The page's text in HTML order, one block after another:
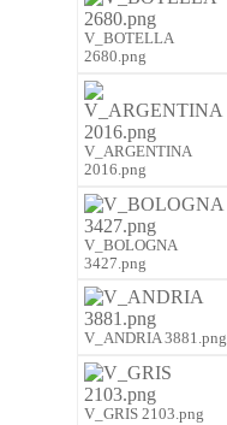
V_BOTELLA
2680.png
V_ARGENTINA
2016.png
V_BOLOGNA
3427.png
V_ANDRIA 3881.png
V_GRIS 2103.png